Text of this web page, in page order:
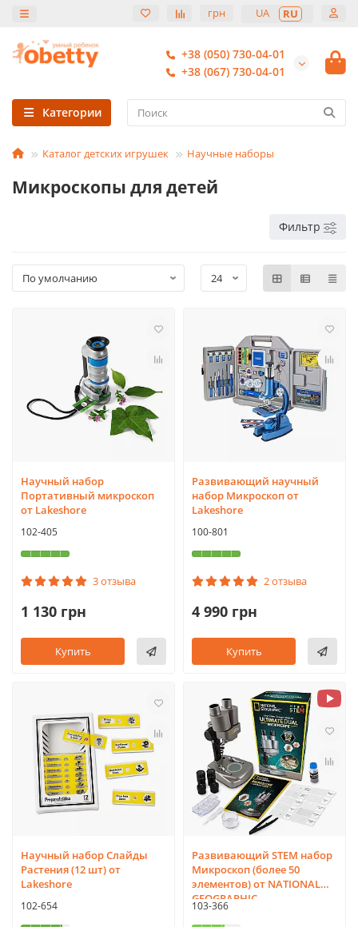
грн UA RU
+38 (050) 730-04-01
+38 (067) 730-04-01
Категории
Каталог детских игрушек Научные наборы
Микроскопы для детей
Фильтр
Научный набор
Портативный микроскоп
от Lakeshore
102-405
3 отзыва
1 130 грн
Купить
Развивающий научный
набор Микроскоп от
Lakeshore
100-801
2 отзыва
4 990 грн
Купить
Научный набор Слайды
Растения (12 шт) от
Lakeshore
102-654
Развивающий STEM набор
Микроскоп (более 50
элементов) от NATIONAL
GEOGRAPHIC
103-366